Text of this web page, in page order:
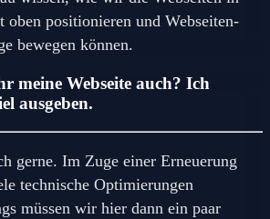
oben positionieren und Webseiten-
bewegen können.
meine Webseite auch? Ich
ausgeben.
gerne. Im Zuge einer Erneuerung
technische Optimierungen
müssen wir hier dann ein paar